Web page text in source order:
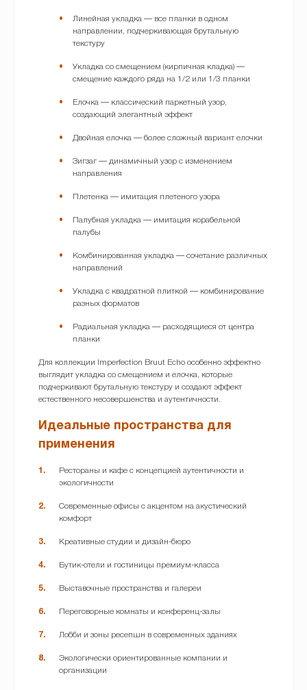
Линейная укладка — все планки в одном
направлении, подчеркивающая брутальную
текстуру
Укладка со смещением (кирпичная кладка) —
смещение каждого ряда на 1/2 или 1/3 планки
Елочка — классический паркетный узор,
создающий элегантный эффект
Двойная елочка — более сложный вариант елочки
Зигзаг — динамичный узор с изменением
направления
Плетенка — имитация плетеного узора
Палубная укладка — имитация корабельной
палубы
Комбинированная укладка — сочетание различных
направлений
Укладка с квадратной плиткой — комбинирование
разных форматов
Радиальная укладка — расходящиеся от центра
планки
Для коллекции Imperfection Bruut Echo особенно эффектно
выглядит укладка со смещением и елочка, которые
подчеркивают брутальную текстуру и создают эффект
естественного несовершенства и аутентичности.
Идеальные пространства для
применения
Рестораны и кафе с концепцией аутентичности и
экологичности
Современные офисы с акцентом на акустический
комфорт
Креативные студии и дизайн-бюро
Бутик-отели и гостиницы премиум-класса
Выставочные пространства и галереи
Переговорные комнаты и конференц-залы
Лобби и зоны ресепшн в современных зданиях
Экологически ориентированные компании и
организации